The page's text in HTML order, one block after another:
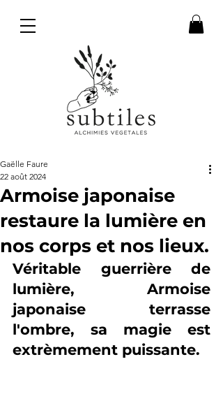
Armoise japonaise
restaure la lumière en
nos corps et nos lieux.
Gaëlle Faure
22 août 2024
Véritable guerrière de
lumière, Armoise
japonaise terrasse
l'ombre, sa magie est
extrèmement puissante.